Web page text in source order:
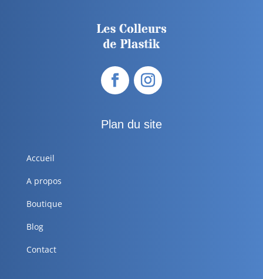
Plan du site
Accueil
A propos
Boutique
Blog
Contact